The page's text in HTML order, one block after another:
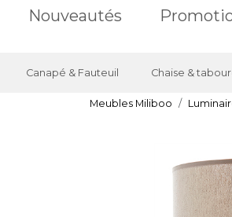
Nouveautés
Canapé & Fauteuil Chaise &
Meubles Miliboo